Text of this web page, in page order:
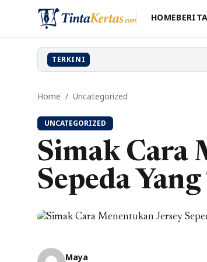
HOMEBERITA
TERKINI
Home / Uncategorized
UNCATEGORIZED
Simak Cara
Sepeda
Maya